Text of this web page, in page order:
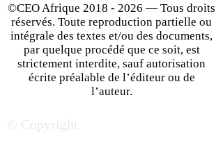
Repenser le journalisme
©CEO Afrique 2018 - 2026 — Tous droits
réservés. Toute reproduction partielle ou
intégrale des textes et/ou des documents,
par quelque procédé que ce soit, est
strictement interdite, sauf autorisation
écrite préalable de l’éditeur ou de
l’auteur.
© Copyright